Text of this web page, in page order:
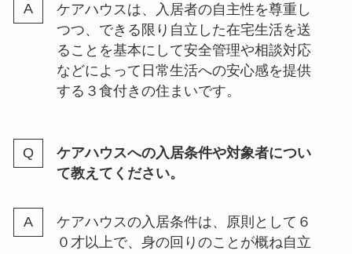
ケアハウスは、入居者の自主性を尊重し
つつ、できる限り自立した在宅生活を送
ることを基本にして安全管理や相談対応
などによって日常生活への安心感を提供
する３食付きの住まいです。
ケアハウスへの入居条件や対象者につい
て教えてください。
ケアハウスの入居条件は、原則として６
０才以上で、身の回りのことが概ね自立